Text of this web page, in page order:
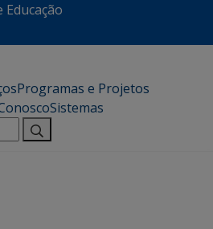
Educação
Programas e Projetos
Sistemas